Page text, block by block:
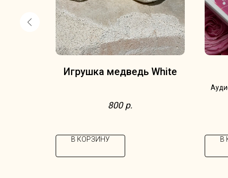
Игрушка медведь White
800 р.
В КОРЗИНУ В